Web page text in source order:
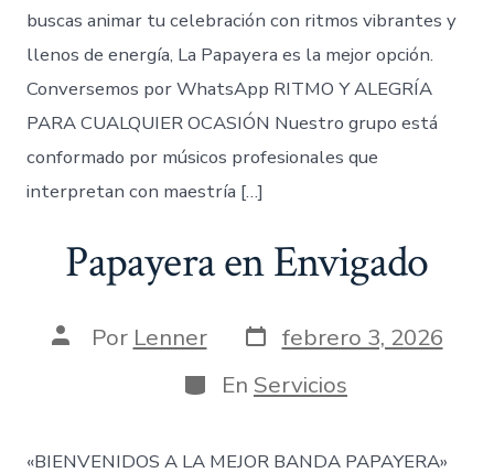
buscas animar tu celebración con ritmos vibrantes y
llenos de energía, La Papayera es la mejor opción.
Conversemos por WhatsApp RITMO Y ALEGRÍA
PARA CUALQUIER OCASIÓN Nuestro grupo está
conformado por músicos profesionales que
interpretan con maestría […]
Papayera en Envigado
AutorPor Lenner Fecha
de
publicación
febrero 3, 2026
Categorías
En Servicios
«BIENVENIDOS A LA MEJOR BANDA PAPAYERA»